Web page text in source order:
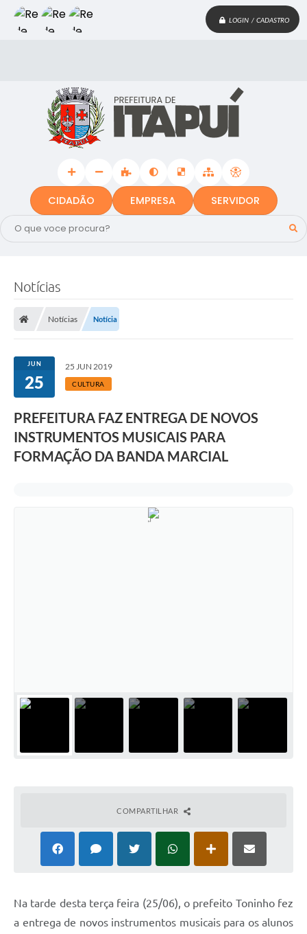
LOGIN / CADASTRO
CIDADÃO EMPRESA SERVIDOR
Notícias
Notícias Notícia
JUN
25
25 JUN 2019
CULTURA
PREFEITURA FAZ ENTREGA DE NOVOS
INSTRUMENTOS MUSICAIS PARA
FORMAÇÃO DA BANDA MARCIAL
COMPARTILHAR
Na tarde desta terça feira (25/06), o prefeito Toninho fez
a entrega de novos instrumentos musicais para os alunos